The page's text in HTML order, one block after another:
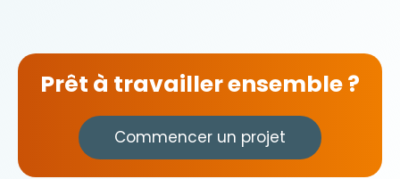
Prêt à travailler ensemble ?
Commencer un projet